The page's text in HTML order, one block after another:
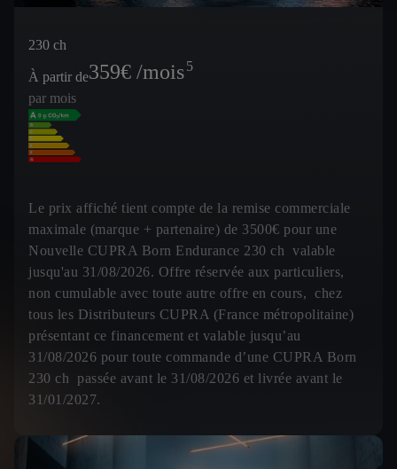
230 ch
À partir de359€ /mois5
par mois
Le prix affiché tient compte de la remise commerciale
maximale (marque + partenaire) de 3500€ pour une
Nouvelle CUPRA Born Endurance 230 ch valable
jusqu'au 31/08/2026. Offre réservée aux particuliers,
non cumulable avec toute autre offre en cours, chez
tous les Distributeurs CUPRA (France métropolitaine)
présentant ce financement et valable jusqu’au
31/08/2026 pour toute commande d’une CUPRA Born
230 ch passée avant le 31/08/2026 et livrée avant le
31/01/2027.